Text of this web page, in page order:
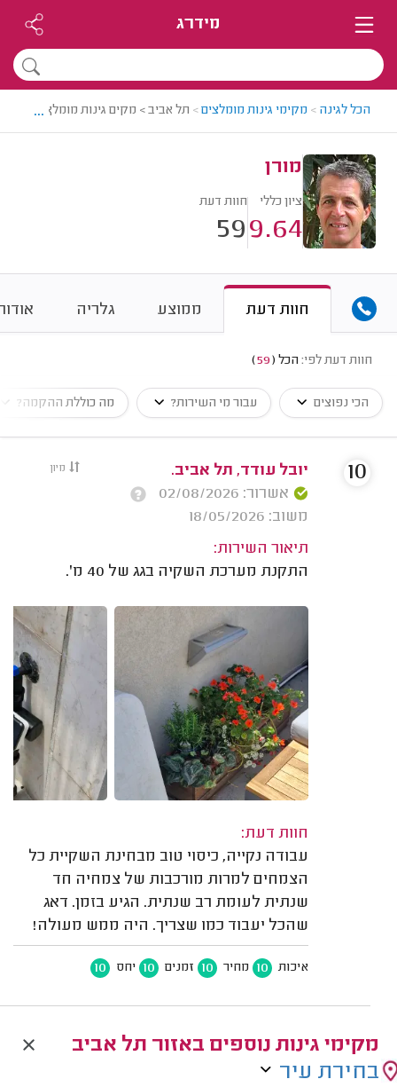
מידרג
הכל לגינה > מקימי גינות מומלצים> תל אביב > מקים גינות מומלץ - מורן
...
מורן
ציון כללי
9.64
חוות דעת
59
חוות דעת ממוצע גלריה
חוות דעת לפי: הכל (
59
)
הכי נפוצים עבור מי השירות? מה כוללת ההקמה?
מיון
יובל עודד, תל אביב.
אשרור: 02/08/2026
משוב: 18/05/2026
תיאור השירות:
התקנת מערכת השקיה בגג של 40 מ'.
חוות דעת:
עבודה נקייה, כיסוי טוב מבחינת השקיית כל
הצמחים למרות מורכבות של צמחיה חד
שנתית לעומת רב שנתית. הגיע בזמן. דאג
שהכל יעבוד כמו שצריך. היה ממש מעולה!
איכות 10 מחיר 10 זמנים 10 יחס 10
10
מקימי גינות נוספים באזור תל אביב
בחירת עיר